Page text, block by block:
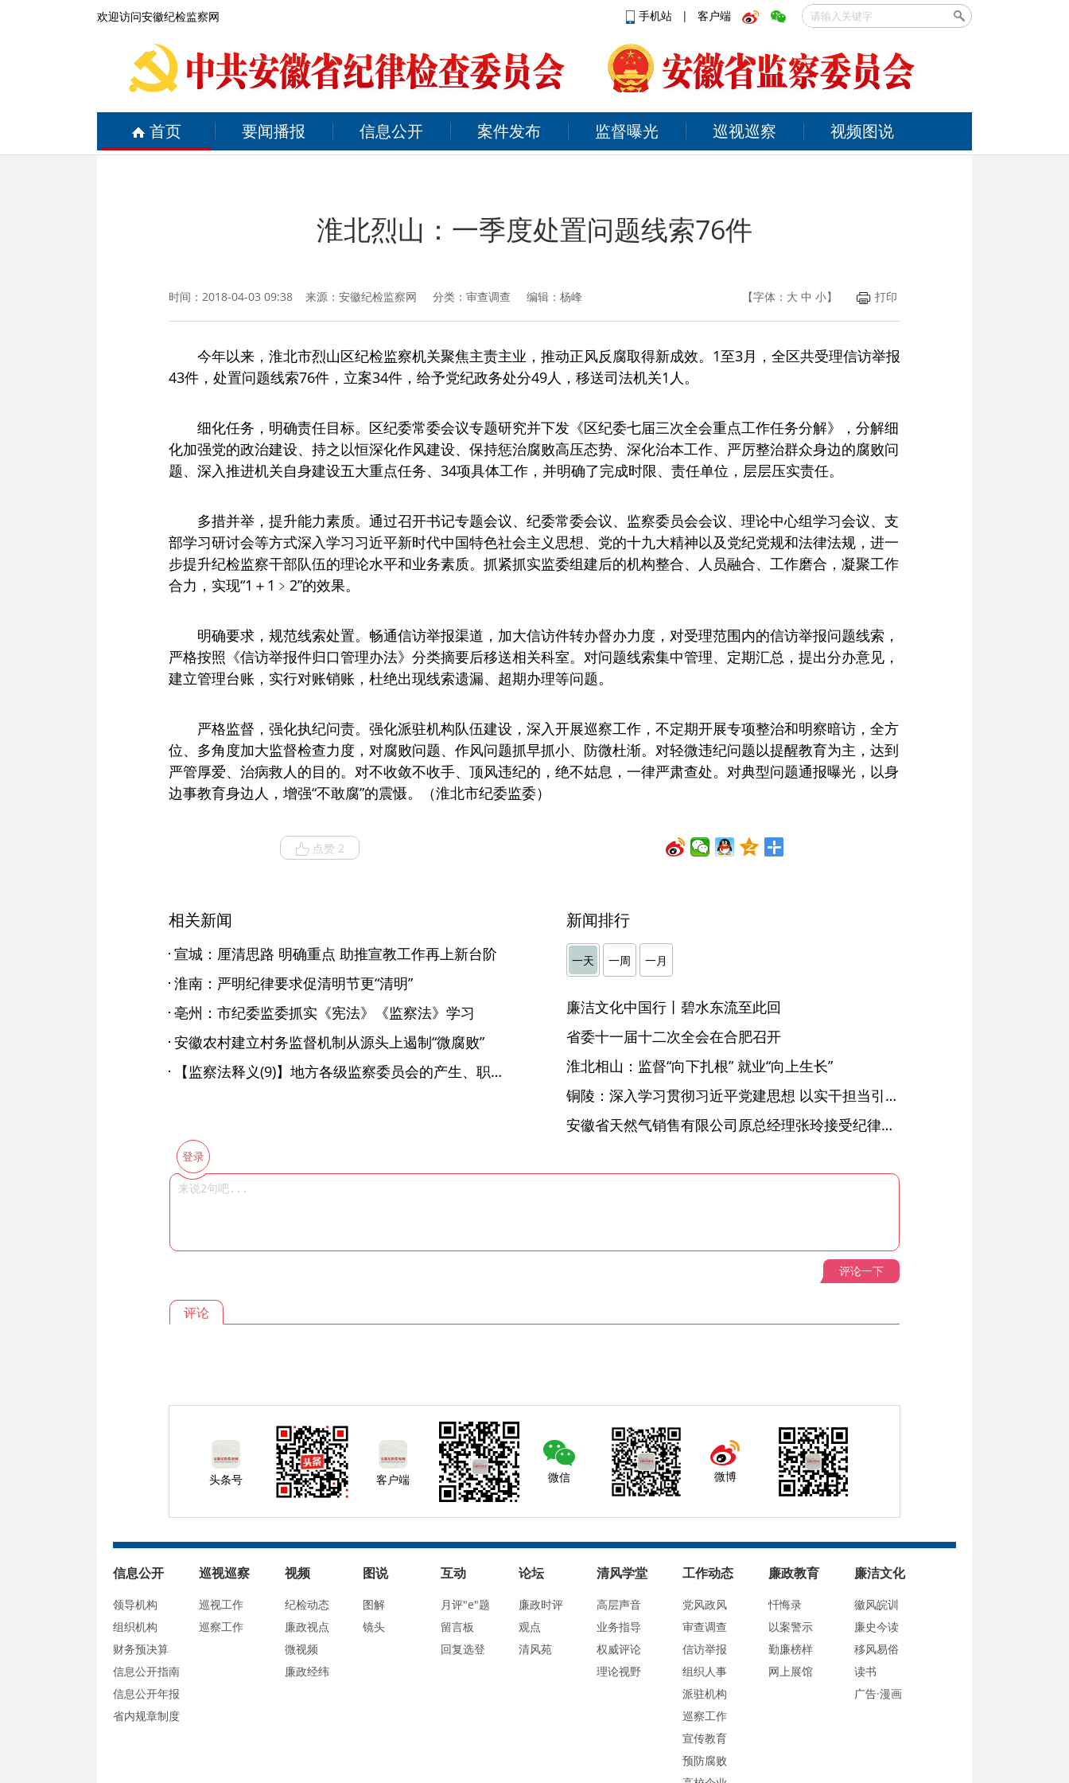
欢迎访问安徽纪检监察网 手机站 | 客户端
首页 要闻播报 信息公开 案件发布 监督曝光 巡视巡察 视频图说
淮北烈山：一季度处置问题线索76件
时间：2018-04-03 09:38 来源： 安徽纪检监察网 分类：审查调查 编辑：杨峰 【字体： 大 中 小】 打印
今年以来，淮北市烈山区纪检监察机关聚焦主责主业，推动正风反腐取得新成效。1至3月，全区共受理信访举报
43件，处置问题线索76件，立案34件，给予党纪政务处分49人，移送司法机关1人。
细化任务，明确责任目标。区纪委常委会议专题研究并下发《区纪委七届三次全会重点工作任务分解》，分解细
化加强党的政治建设、持之以恒深化作风建设、保持惩治腐败高压态势、深化治本工作、严厉整治群众身边的腐败问
题、深入推进机关自身建设五大重点任务、34项具体工作，并明确了完成时限、责任单位，层层压实责任。
多措并举，提升能力素质。通过召开书记专题会议、纪委常委会议、监察委员会会议、理论中心组学习会议、支
部学习研讨会等方式深入学习习近平新时代中国特色社会主义思想、党的十九大精神以及党纪党规和法律法规，进一
步提升纪检监察干部队伍的理论水平和业务素质。抓紧抓实监委组建后的机构整合、人员融合、工作磨合，凝聚工作
合力，实现“1＋1﹥2”的效果。
明确要求，规范线索处置。畅通信访举报渠道，加大信访件转办督办力度，对受理范围内的信访举报问题线索，
严格按照《信访举报件归口管理办法》分类摘要后移送相关科室。对问题线索集中管理、定期汇总，提出分办意见，
建立管理台账，实行对账销账，杜绝出现线索遗漏、超期办理等问题。
严格监督，强化执纪问责。强化派驻机构队伍建设，深入开展巡察工作，不定期开展专项整治和明察暗访，全方
位、多角度加大监督检查力度，对腐败问题、作风问题抓早抓小、防微杜渐。对轻微违纪问题以提醒教育为主，达到
严管厚爱、治病救人的目的。对不收敛不收手、顶风违纪的，绝不姑息，一律严肃查处。对典型问题通报曝光，以身
边事教育身边人，增强“不敢腐”的震慑。（淮北市纪委监委）
点赞 2
相关新闻
宣城：厘清思路 明确重点 助推宣教工作再上新台阶
淮南：严明纪律要求促清明节更“清明”
亳州：市纪委监委抓实《宪法》《监察法》学习
安徽农村建立村务监督机制从源头上遏制“微腐败”
【监察法释义(9)】地方各级监察委员会的产生、职责、组成人员以及和权力机关、上级监察委员会关系
新闻排行
一天 一周 一月
廉洁文化中国行丨碧水东流至此回
省委十一届十二次全会在合肥召开
淮北相山：监督“向下扎根” 就业“向上生长”
铜陵：深入学习贯彻习近平党建思想 以实干担当引领纪检监察工作高质量发展
安徽省天然气销售有限公司原总经理张玲接受纪律审查和监察调查
登录
评论一下
评论
头条号 客户端 微信 微博
信息公开
领导机构
组织机构
财务预决算
信息公开指南
信息公开年报
省内规章制度
巡视巡察
巡视工作
巡察工作
视频
纪检动态
廉政视点
微视频
廉政经纬
图说
图解
镜头
互动
月评"e"题
留言板
回复选登
论坛
廉政时评
观点
清风苑
清风学堂
高层声音
业务指导
权威评论
理论视野
工作动态
党风政风
审查调查
信访举报
组织人事
派驻机构
巡察工作
宣传教育
预防腐败
廉政教育
忏悔录
以案警示
勤廉榜样
网上展馆
廉洁文化
徽风皖训
廉史今读
移风易俗
读书
广告·漫画